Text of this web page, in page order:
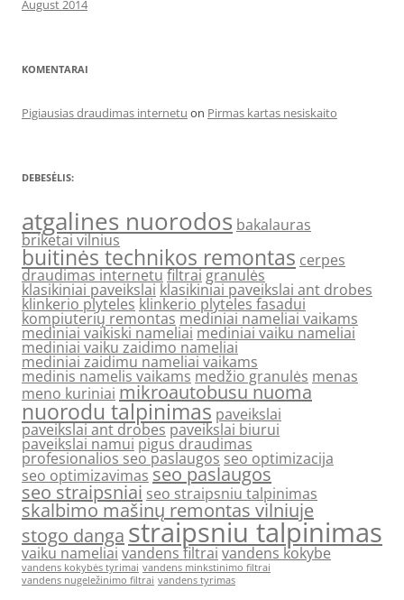
August 2014
KOMENTARAI
Pigiausias draudimas internetu on Pirmas kartas nesiskaito
DEBESĖLIS:
atgalines nuorodos bakalauras
briketai vilnius
buitinės technikos remontas cerpes
draudimas internetufiltraigranulės
klasikiniai paveikslai klasikiniai paveikslai ant drobes
klinkerio plyteles klinkerio plyteles fasadui
kompiuterių remontas mediniai nameliai vaikams
mediniai vaikiski nameliai mediniai vaiku nameliai
mediniai vaiku zaidimo nameliai
mediniai zaidimu nameliai vaikams
medinis namelis vaikams medžio granulės menas
meno kuriniai mikroautobusu nuoma
nuorodu talpinimas paveikslai
paveikslai ant drobespaveikslai biurui
paveikslai namui pigus draudimas
profesionalios seo paslaugos seo optimizacija
seo optimizavimas seo paslaugos
seo straipsniai seo straipsniu talpinimas
skalbimo mašinų remontas vilniuje
stogo danga straipsniu talpinimas
vaiku nameliai vandens filtrai vandens kokybe
vandens kokybės tyrimai vandens minkstinimo filtrai
vandens nugeležinimo filtrai vandens tyrimas